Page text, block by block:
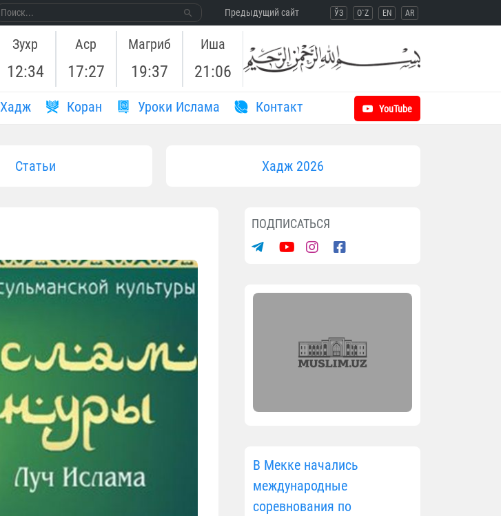
Предыдущий сайт ЎЗ O`Z EN AR
Зухр
12:34
Аср
17:27
Магриб
19:37
Иша
21:06
Хадж Коран Уроки Ислама Контакт YouTube
Статьи Хадж 2026
ПОДПИСАТЬСЯ
В Мекке начались
международные
соревнования по